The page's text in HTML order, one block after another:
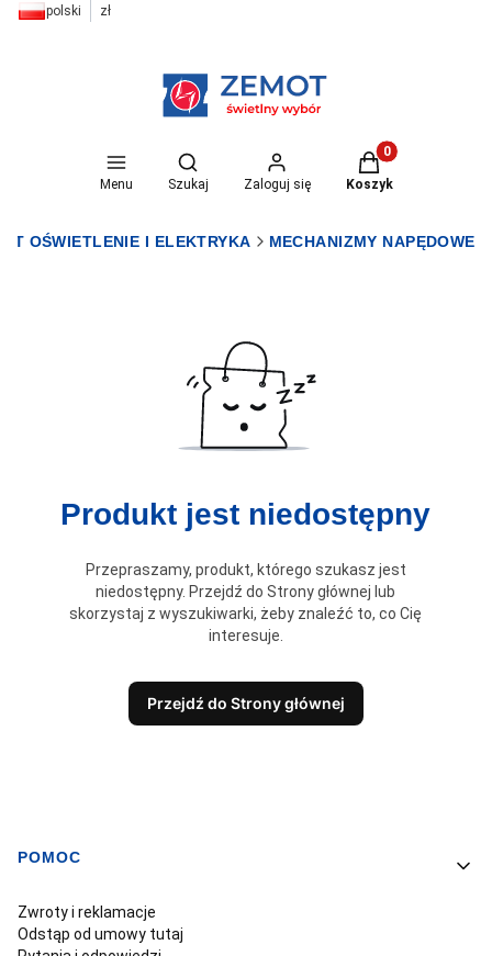
polski zł
Menu
Otwórz wyszukiwarkę
Szukaj Zaloguj się
Produkty w
Koszyk
OŚWIETLENIE I ELEKTRYKA MECHANIZMY NAPĘDOWE
Produkt jest niedostępny
Przepraszamy, produkt, którego szukasz jest
niedostępny. Przejdź do Strony głównej lub
skorzystaj z wyszukiwarki, żeby znaleźć to, co Cię
interesuje.
Przejdź do Strony głównej
Linki w stopce
POMOC
Zwroty i reklamacje
Odstąp od umowy tutaj